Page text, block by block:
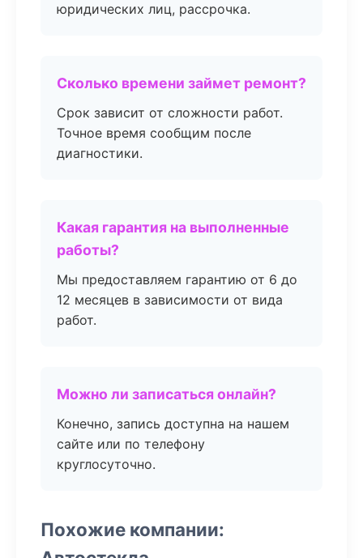
юридических лиц, рассрочка.
Сколько времени займет ремонт?
Срок зависит от сложности работ.
Точное время сообщим после
диагностики.
Какая гарантия на выполненные
работы?
Мы предоставляем гарантию от 6 до
12 месяцев в зависимости от вида
работ.
Можно ли записаться онлайн?
Конечно, запись доступна на нашем
сайте или по телефону
круглосуточно.
Похожие компании: